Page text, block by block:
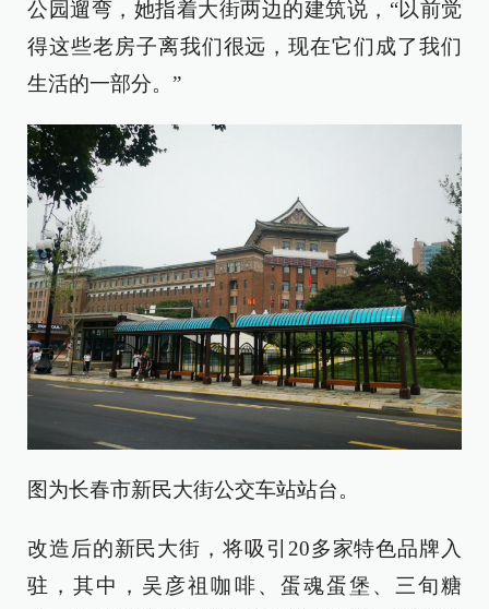
公园遛弯，她指着大街两边的建筑说，“以前觉
得这些老房子离我们很远，现在它们成了我们
生活的一部分。”
图为长春市新民大街公交车站站台。
改造后的新民大街，将吸引20多家特色品牌入
驻，其中，吴彦祖咖啡、蛋魂蛋堡、三旬糖